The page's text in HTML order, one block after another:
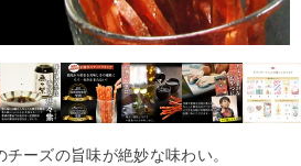
ーズの旨味が絶妙な味わい。